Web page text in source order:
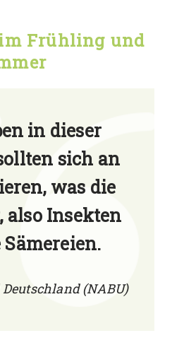
Frühling und
in dieser
sich an
was die
also Insekten
(NABU)